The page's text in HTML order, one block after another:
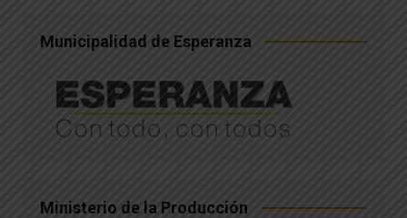
Municipalidad de Esperanza
Ministerio de la Producción